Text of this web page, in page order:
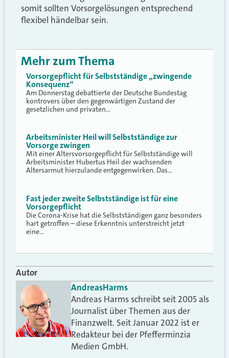
somit sollten Vorsorgelösungen entsprechend
flexibel händelbar sein.
Mehr zum Thema
Vorsorgepflicht für Selbstständige „zwingende
Konsequenz“
Am Donnerstag debattierte der Deutsche Bundestag
kontrovers über den gegenwärtigen Zustand der
gesetzlichen und privaten…
Arbeitsminister Heil will Selbstständige zur
Vorsorge zwingen
Mit einer Altersvorsorgepflicht für Selbstständige will
Arbeitsminister Hubertus Heil der wachsenden
Altersarmut hierzulande entgegenwirken. Das…
Fast jeder zweite Selbstständige ist für eine
Vorsorgepflicht
Die Corona-Krise hat die Selbstständigen ganz besonders
hart getroffen – diese Erkenntnis unterstreicht jetzt
eine…
Autor
AndreasHarms
Andreas Harms schreibt seit 2005 als
Journalist über Themen aus der
Finanzwelt. Seit Januar 2022 ist er
Redakteur bei der Pfefferminzia
Medien GmbH.